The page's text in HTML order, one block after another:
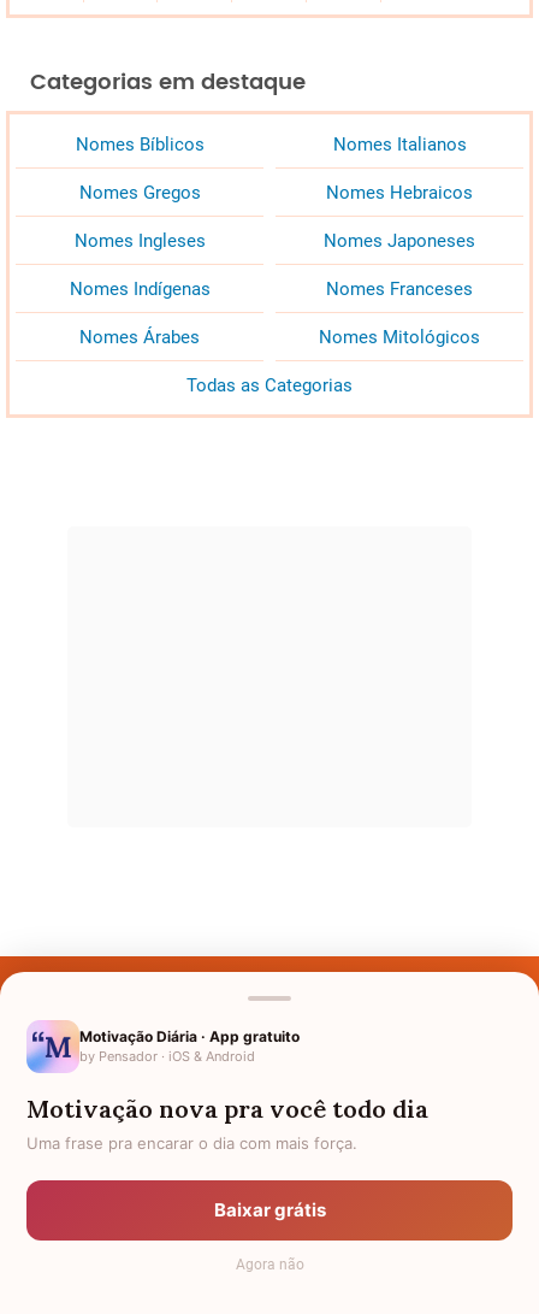
Categorias em destaque
Nomes Bíblicos Nomes Italianos
Nomes Gregos Nomes Hebraicos
Nomes Ingleses Nomes Japoneses
Nomes Indígenas Nomes Franceses
Nomes Árabes Nomes Mitológicos
Todas as Categorias
Nomes pelo Mundo
Política de Privacidade
Anuncie
Termos de Uso
Motivação Diária · App gratuito
by Pensador · iOS & Android
Motivação nova pra você todo dia
Uma frase pra encarar o dia com mais força.
Baixar grátis
Agora não